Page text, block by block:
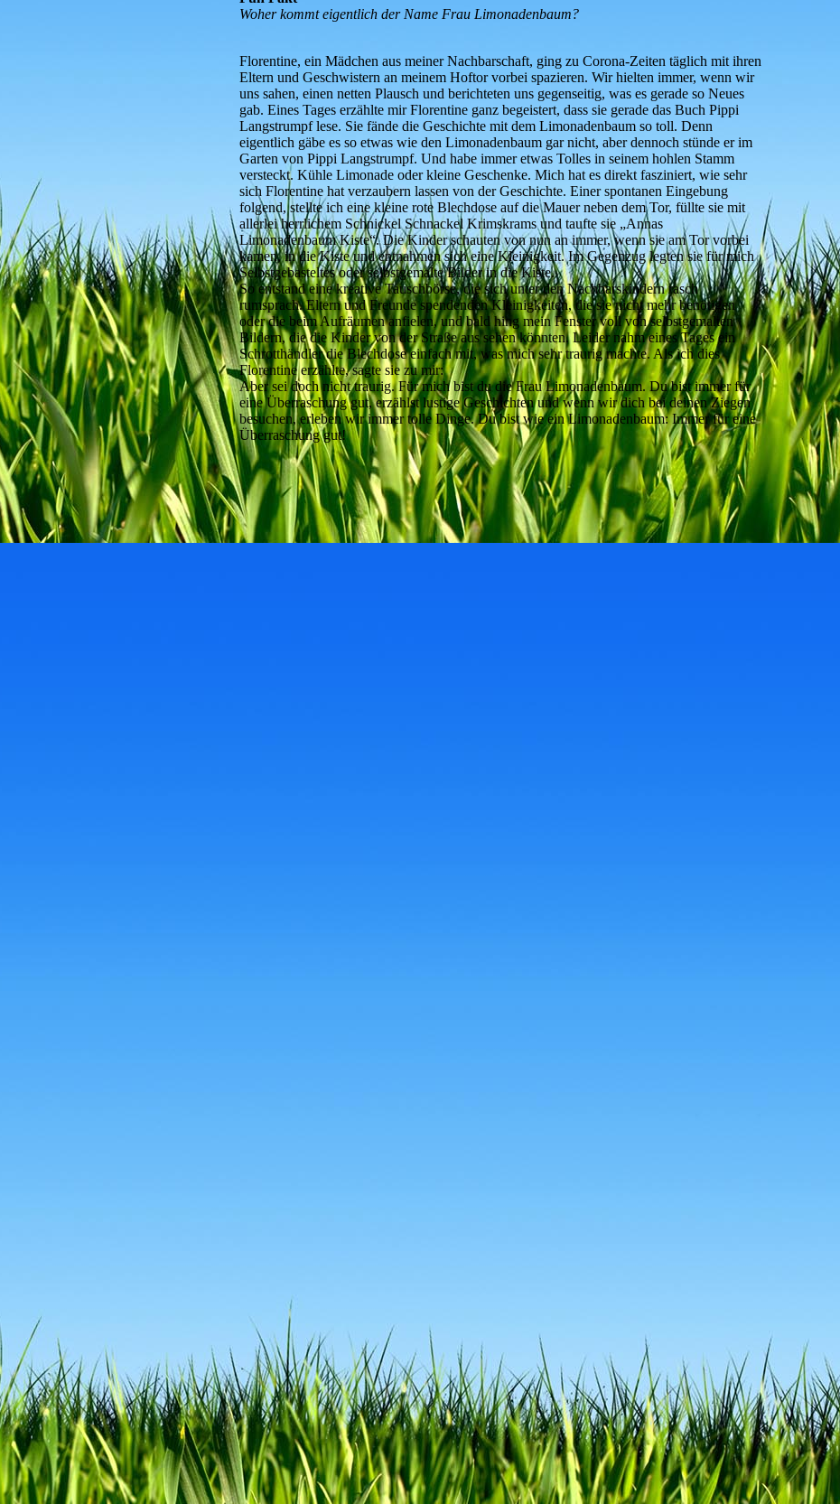
Woher kommt eigentlich der Name Frau Limonadenbaum?
Florentine, ein Mädchen aus meiner Nachbarschaft, ging zu Corona-Zeiten täglich mit ihren
Eltern und Geschwistern an meinem Hoftor vorbei spazieren. Wir hielten immer, wenn wir
uns sahen, einen netten Plausch und berichteten uns gegenseitig, was es gerade so Neues
gab. Eines Tages erzählte mir Florentine ganz begeistert, dass sie gerade das Buch Pippi
Langstrumpf lese. Sie fände die Geschichte mit dem Limonadenbaum so toll. Denn
eigentlich gäbe es so etwas wie den Limonadenbaum gar nicht, aber dennoch stünde er im
Garten von Pippi Langstrumpf. Und habe immer etwas Tolles in seinem hohlen Stamm
versteckt. Kühle Limonade oder kleine Geschenke. Mich hat es direkt fasziniert, wie sehr
sich Florentine hat verzaubern lassen von der Geschichte. Einer spontanen Eingebung
folgend, stellte ich eine kleine rote Blechdose auf die Mauer neben dem Tor, füllte sie mit
allerlei herrlichem Schnickel Schnackel Krimskrams und taufte sie „Annas
Limonadenbaum Kiste“. Die Kinder schauten von nun an immer, wenn sie am Tor vorbei
kamen, in die Kiste und entnahmen sich eine Kleinigkeit. Im Gegenzug legten sie für mich
Selbstgebasteltes oder selbstgemalte Bilder in die Kiste.
So entstand eine kreative Tauschbörse, die sich unter den Nachbarskindern rasch
rumsprach. Eltern und Freunde spendenden Kleinigkeiten, die sie nicht mehr benötigen
oder die beim Aufräumen anfielen, und bald hing mein Fenster voll von selbstgemalten
Bildern, die die Kinder von der Straße aus sehen könnten. Leider nahm eines Tages ein
Schrotthändler die Blechdose einfach mit, was mich sehr traurig machte. Als ich dies
Florentine erzählte, sagte sie zu mir:
Aber sei doch nicht traurig. Für mich bist du die Frau Limonadenbaum. Du bist immer für
eine Überraschung gut, erzählst lustige Geschichten und wenn wir dich bei deinen Ziegen
besuchen, erleben wir immer tolle Dinge. Du bist wie ein Limonadenbaum: Immer für eine
Überraschung gut!